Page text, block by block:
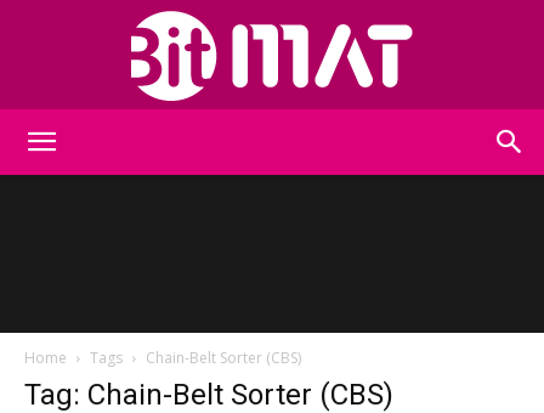
Home Tags Chain-Belt Sorter (CBS)
Tag: Chain-Belt Sorter (CBS)